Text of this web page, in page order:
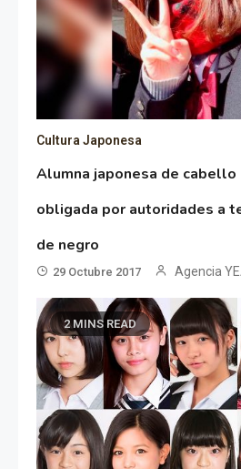
Cultura Japonesa
Alumna japonesa de cabello
obligada por autoridades a
de negro
29 Octubre 2017 Agencia
2 MINS READ